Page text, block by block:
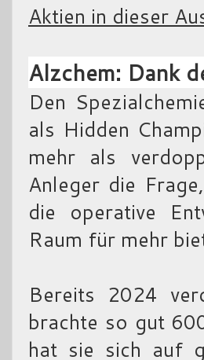
Aktien in dieser
Alzchem: Dank
Den
als Hidden
mehr als
Anleger die
die operative
Raum für mehr
Bereits 2024
brachte so gut
hat sie sich auf